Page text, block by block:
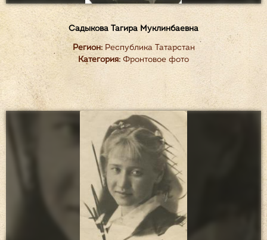
Садыкова Тагира Муклинбаевна
Регион:Республика Татарстан
Категория: Фронтовое фото